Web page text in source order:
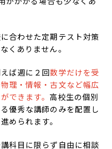
合わせた定期テスト対策
くありません。
ば週に２回数学だけを受
理・情報・古文など幅広
できます。 高校生の個別
優秀な講師のみを配置し
められます。
科目に限らず自由に相談